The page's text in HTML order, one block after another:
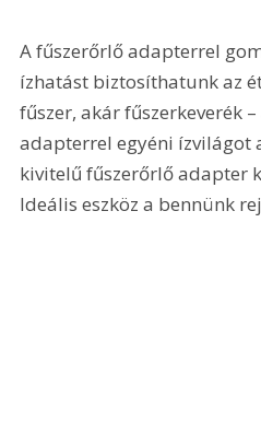
A fűszerőrlő adapterrel
ízhatást biztosíthatunk az
fűszer, akár fűszerkeverék
adapterrel egyéni ízvilágot
kivitelű fűszerőrlő adapter
Ideális eszköz a bennünk